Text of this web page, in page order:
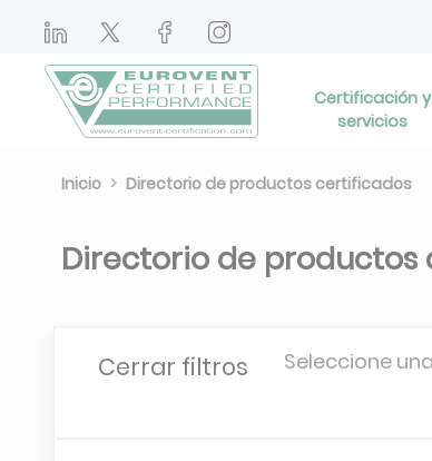
Certificación y
servicios
Inicio Directorio de productos certificados
Directorio de
Cerrar filtros
Seleccione